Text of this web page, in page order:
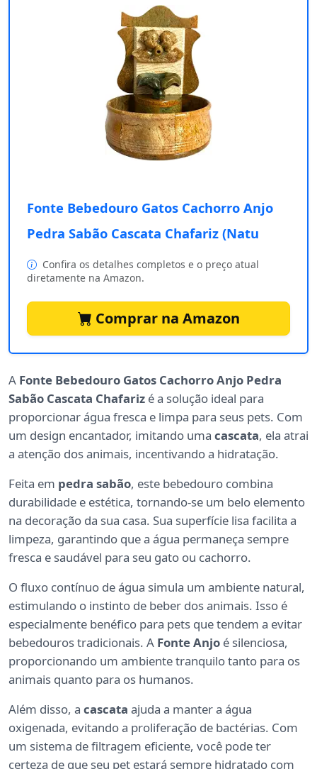
Fonte Bebedouro Gatos Cachorro Anjo
Pedra Sabão Cascata Chafariz (Natu
Confira os detalhes completos e o preço atual
diretamente na Amazon.
Comprar na Amazon
A Fonte Bebedouro Gatos Cachorro Anjo Pedra
Sabão Cascata Chafariz é a solução ideal para
proporcionar água fresca e limpa para seus pets. Com
um design encantador, imitando uma cascata, ela atrai
a atenção dos animais, incentivando a hidratação.
Feita em pedra sabão, este bebedouro combina
durabilidade e estética, tornando-se um belo elemento
na decoração da sua casa. Sua superfície lisa facilita a
limpeza, garantindo que a água permaneça sempre
fresca e saudável para seu gato ou cachorro.
O fluxo contínuo de água simula um ambiente natural,
estimulando o instinto de beber dos animais. Isso é
especialmente benéfico para pets que tendem a evitar
bebedouros tradicionais. A Fonte Anjo é silenciosa,
proporcionando um ambiente tranquilo tanto para os
animais quanto para os humanos.
Além disso, a cascata ajuda a manter a água
oxigenada, evitando a proliferação de bactérias. Com
um sistema de filtragem eficiente, você pode ter
certeza de que seu pet estará sempre hidratado com